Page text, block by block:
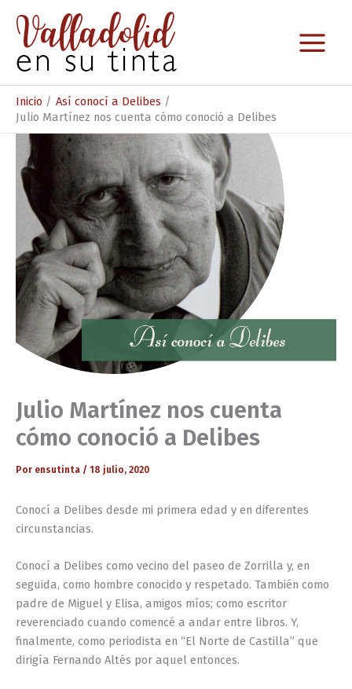
contenido
Inicio
Así conocí a Delibes
Julio Martínez nos cuenta cómo conoció a Delibes
Julio Martínez nos cuenta
cómo conoció a Delibes
Por ensutinta / 18 julio, 2020
Conocí a Delibes desde mi primera edad y en diferentes
circunstancias.
Conocí a Delibes como vecino del paseo de Zorrilla y, en
seguida, como hombre conocido y respetado. También como
padre de Miguel y Elisa, amigos míos; como escritor
reverenciado cuando comencé a andar entre libros. Y,
finalmente, como periodista en “El Norte de Castilla” que
dirigía Fernando Altés por aquel entonces.